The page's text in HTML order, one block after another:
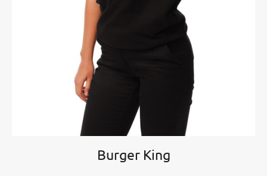
Burger King